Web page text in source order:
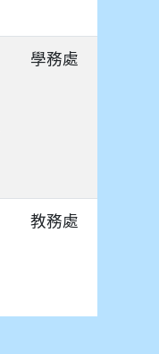
學務處
教務處